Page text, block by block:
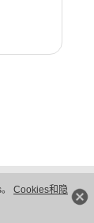
Cookies和隐